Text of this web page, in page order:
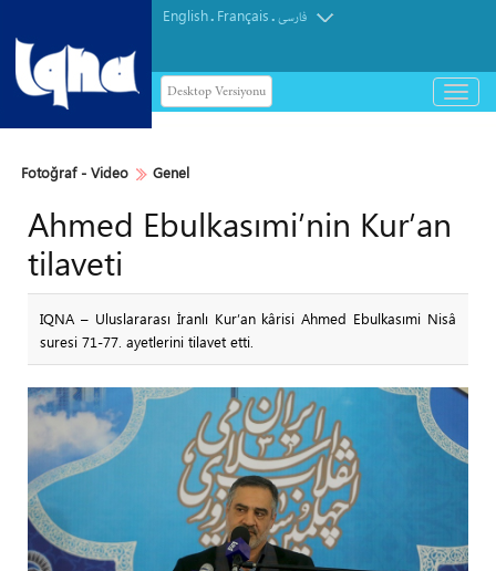
English. Français.فارسی
Desktop Versiyonu
باز
و
Fotoğraf - Video Genel
Ahmed Ebulkasımi’nin Kur’an
tilaveti
IQNA – Uluslararası İranlı Kur’an kârisi Ahmed Ebulkasımi Nisâ
suresi 71-77. ayetlerini tilavet etti.